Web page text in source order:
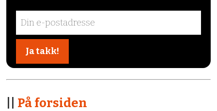
På forsiden